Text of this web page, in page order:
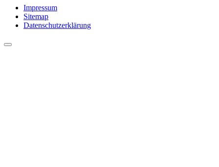
Impressum
Sitemap
Datenschutzerklärung